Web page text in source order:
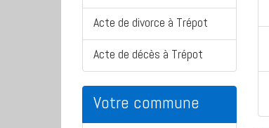
Acte de divorce à Trépot
Acte de décès à Trépot
Votre commune